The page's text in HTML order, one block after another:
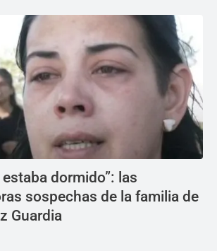
dormido”: las
sospechas de la familia de
Guardia